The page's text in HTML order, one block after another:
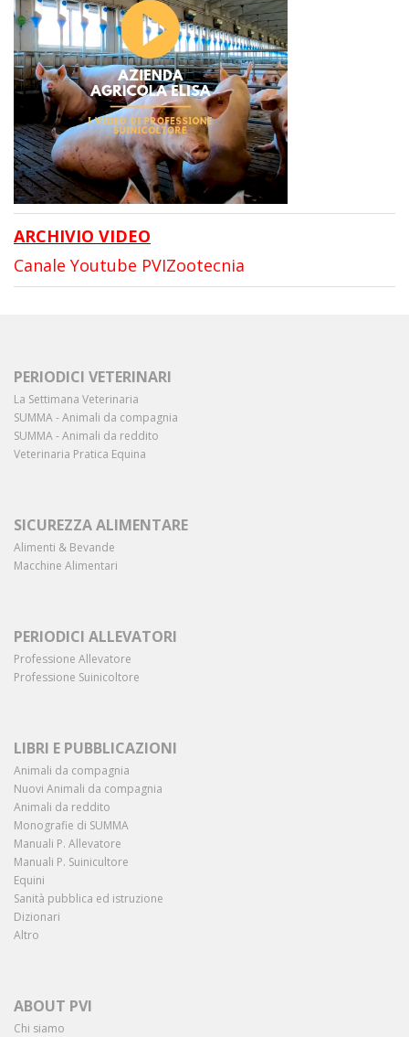
ARCHIVIO VIDEO
Canale Youtube PVIZootecnia
PERIODICI VETERINARI
La Settimana Veterinaria
SUMMA - Animali da compagnia
SUMMA - Animali da reddito
Veterinaria Pratica Equina
SICUREZZA ALIMENTARE
Alimenti & Bevande
Macchine Alimentari
PERIODICI ALLEVATORI
Professione Allevatore
Professione Suinicoltore
LIBRI E PUBBLICAZIONI
Animali da compagnia
Nuovi Animali da compagnia
Animali da reddito
Monografie di SUMMA
Manuali P. Allevatore
Manuali P. Suinicultore
Equini
Sanità pubblica ed istruzione
Dizionari
Altro
ABOUT PVI
Chi siamo